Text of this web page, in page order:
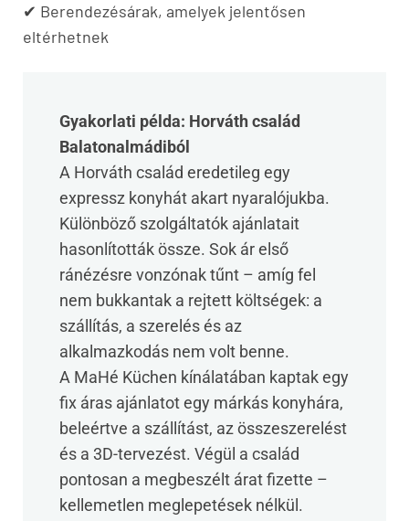
✔ Berendezésárak, amelyek jelentősen
eltérhetnek
Gyakorlati példa: Horváth család
Balatonalmádiból
A Horváth család eredetileg egy
expressz konyhát akart nyaralójukba.
Különböző szolgáltatók ajánlatait
hasonlították össze. Sok ár első
ránézésre vonzónak tűnt – amíg fel
nem bukkantak a rejtett költségek: a
szállítás, a szerelés és az
alkalmazkodás nem volt benne.
A MaHé Küchen kínálatában kaptak egy
fix áras ajánlatot egy márkás konyhára,
beleértve a szállítást, az összeszerelést
és a 3D-tervezést. Végül a család
pontosan a megbeszélt árat fizette –
kellemetlen meglepetések nélkül.